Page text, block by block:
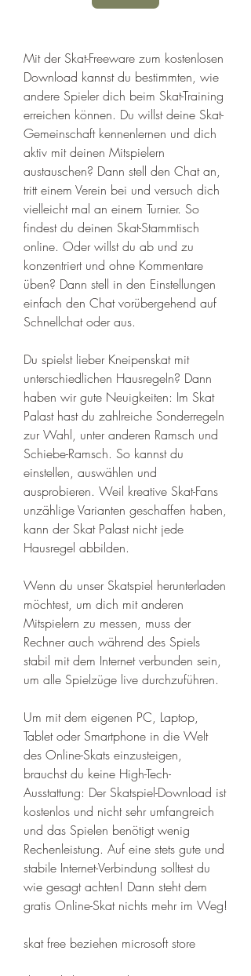
Mit der Skat-Freeware zum kostenlosen
Download kannst du bestimmten, wie
andere Spieler dich beim Skat-Training
erreichen können. Du willst deine Skat-
Gemeinschaft kennenlernen und dich
aktiv mit deinen Mitspielern
austauschen? Dann stell den Chat an,
tritt einem Verein bei und versuch dich
vielleicht mal an einem Turnier. So
findest du deinen Skat-Stammtisch
online. Oder willst du ab und zu
konzentriert und ohne Kommentare
üben? Dann stell in den Einstellungen
einfach den Chat vorübergehend auf
Schnellchat oder aus.
Du spielst lieber Kneipenskat mit
unterschiedlichen Hausregeln? Dann
haben wir gute Neuigkeiten: Im Skat
Palast hast du zahlreiche Sonderregeln
zur Wahl, unter anderen Ramsch und
Schiebe-Ramsch. So kannst du
einstellen, auswählen und
ausprobieren. Weil kreative Skat-Fans
unzählige Varianten geschaffen haben,
kann der Skat Palast nicht jede
Hausregel abbilden.
Wenn du unser Skatspiel herunterladen
möchtest, um dich mit anderen
Mitspielern zu messen, muss der
Rechner auch während des Spiels
stabil mit dem Internet verbunden sein,
um alle Spielzüge live durchzuführen.
Um mit dem eigenen PC, Laptop,
Tablet oder Smartphone in die Welt
des Online-Skats einzusteigen,
brauchst du keine High-Tech-
Ausstattung: Der Skatspiel-Download ist
kostenlos und nicht sehr umfangreich
und das Spielen benötigt wenig
Rechenleistung. Auf eine stets gute und
stabile Internet-Verbindung solltest du
wie gesagt achten! Dann steht dem
gratis Online-Skat nichts mehr im Weg!
skat free beziehen microsoft store